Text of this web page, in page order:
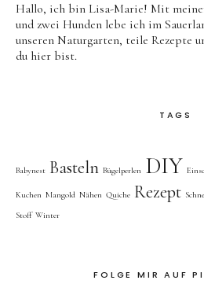
Hallo, ich bin Lisa-Marie! Mit
und zwei Hunden lebe ich im
unseren Naturgarten, teile Rezepte
du hier bist.
TAGS
Babynest Basteln Bügelperlen DIY
Kuchen Mangold Nähen Quiche Rezept
Stoff Winter
FOLGE MIR AUF